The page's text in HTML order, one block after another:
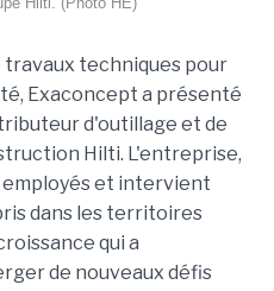
techniques pour
Exaconcept a présenté
d'outillage et de
Hilti. L'entreprise,
employés et intervient
dans les territoires
qui a
de nouveaux défis